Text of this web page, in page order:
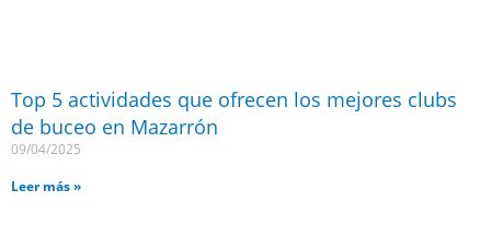
Top 5 actividades que ofrecen los mejores clubs
de buceo en Mazarrón
09/04/2025
Leer más »